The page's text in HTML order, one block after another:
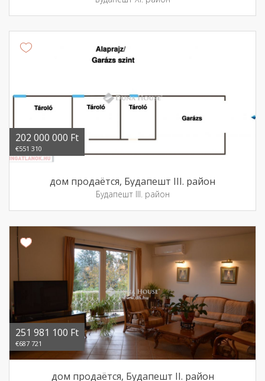
202 000 000 Ft
€551 310
дом продаётся, Будапешт III. район
Будапешт III. район
251 981 100 Ft
€687 721
дом продаётся, Будапешт II. район